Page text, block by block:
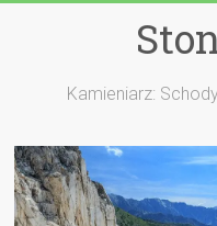
Kamieniarz: